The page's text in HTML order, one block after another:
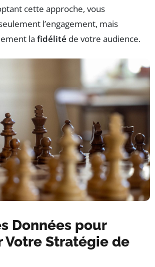
cette approche, vous
l’engagement, mais
la fidélité de votre audience.
Données pour
Votre Stratégie de